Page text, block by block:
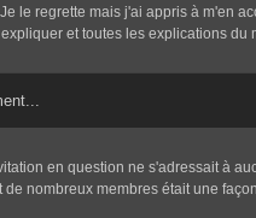
le regrette mais j'ai appris à m'en
et toutes les explications
en question ne s'adressait à
nombreux membres était une